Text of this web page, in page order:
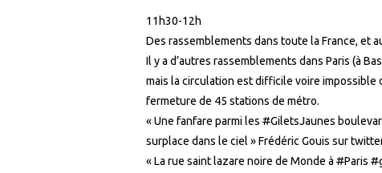
11h30-12h
Des rassemblements dans toute la France, et
Il y a d’autres rassemblements dans Paris (à
mais la circulation est difficile voire impossible
fermeture de 45 stations de métro.
« Une fanfare parmi les #GiletsJaunes
surplace dans le ciel » Frédéric Gouis sur
« La rue saint lazare noire de Monde à #Paris #